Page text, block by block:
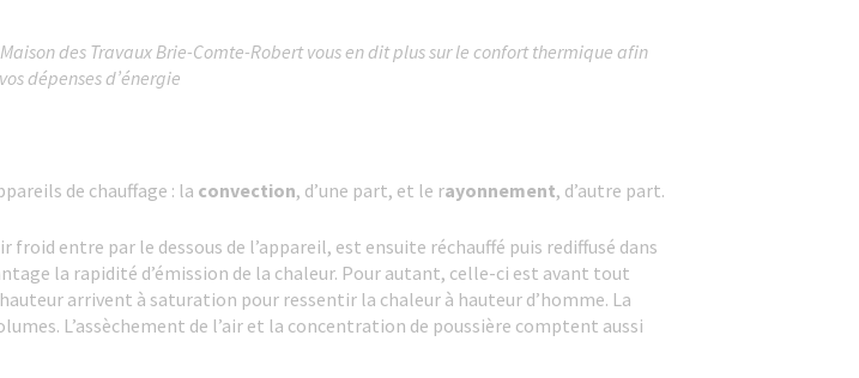
des Travaux Brie-Comte-Robert vous en dit plus sur le confort thermique afin
dépenses d’énergie
de chauffage : la convection, d’une part, et le rayonnement, d’autre part.
froid entre par le dessous de l’appareil, est ensuite réchauffé puis rediffusé dans
la rapidité d’émission de la chaleur. Pour autant, celle-ci est avant tout
arrivent à saturation pour ressentir la chaleur à hauteur d’homme. La
L’assèchement de l’air et la concentration de poussière comptent aussi